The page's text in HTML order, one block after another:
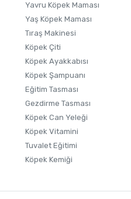
Gönder
Yavru Köpek Maması
Yaş Köpek Maması
Tıraş Makinesi
Köpek Çiti
Köpek Ayakkabısı
Köpek Şampuanı
Eğitim Tasması
Gezdirme Tasması
Köpek Can Yeleği
Köpek Vitamini
Tuvalet Eğitimi
Köpek Kemiği